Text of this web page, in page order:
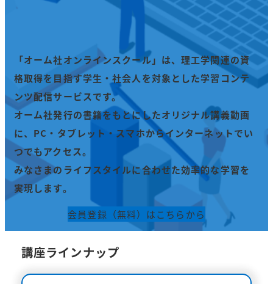
24時間いつでも学習ができる！
「オーム社オンラインスクール」は、理工学関連の資
格取得を目指す学生・社会人を対象とした学習コンテ
ンツ配信サービスです。
オーム社発行の書籍をもとにしたオリジナル講義動画
に、PC・タブレット・スマホからインターネットでい
つでもアクセス。
みなさまのライフスタイルに合わせた効率的な学習を
実現します。
会員登録（無料）はこちらから
講座ラインナップ